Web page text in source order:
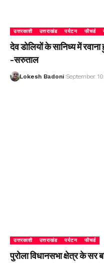
उत्तरकाशी उत्तराखंड पर्यटन फीचर्ड
देव डोलियों के सानिध्य में
-सरुताल
Lokesh Badoni September
उत्तरकाशी उत्तराखंड पर्यटन फीचर्ड
पुरोला विधानसभा क्षेत्र के